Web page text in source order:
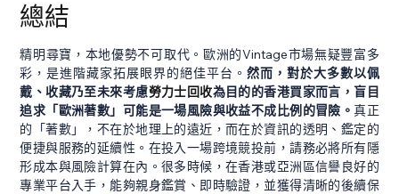
總結
精明尋寶，本地優勢不可取代。歐洲的Vintage市場無疑豐富多
彩，是進階藏家拓展眼界的絕佳平台。 然而，對於大多數以佩
戴、收藏乃至未來考慮勞力士回收為目的的香港買家而言，盲目
追求「歐洲著數」可能是一場風險與收益不成比例的冒險。真正
的「著數」，不在於地理上的遠近，而在於資訊的透明、鑑定的
便捷與服務的延續性。在投入一場跨境競投前，請務必將所有隱
形成本與風險計算在內。很多時候，在香港或亞洲區信譽良好的
專業平台入手，能夠親身鑑賞、即時驗證，並獲得清晰的後續保